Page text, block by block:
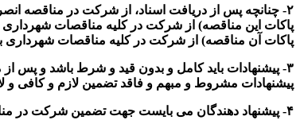
پاکات این مناقصه) از شرکت در کلیه مناقصات
پاکات آن مناقصه) از شرکت در کلیه مناقصات
۳- پیشنهادات باید کامل و بدون قید و شرط باشد و پس از
پیشنهادات مشروط و مبهم و فاقد تضمین لازم و کافی
۴- پیشنهاد دهندگان می بایست جهت تضمین شرکت در مناقصه پنج درصد مبلغ اولیه (